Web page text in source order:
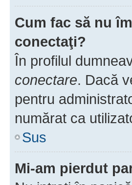
Cum fac să nu
conectaţi?
În profilul
conectare. Dacă
pentru
numărat ca
Sus
Mi-am pierdut